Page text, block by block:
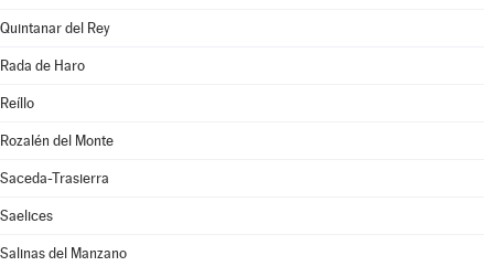
Quintanar del Rey
Rada de Haro
Reíllo
Rozalén del Monte
Saceda-Trasierra
Saelices
Salinas del Manzano